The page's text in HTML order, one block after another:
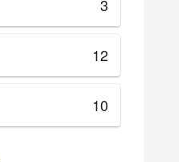
3
12
10